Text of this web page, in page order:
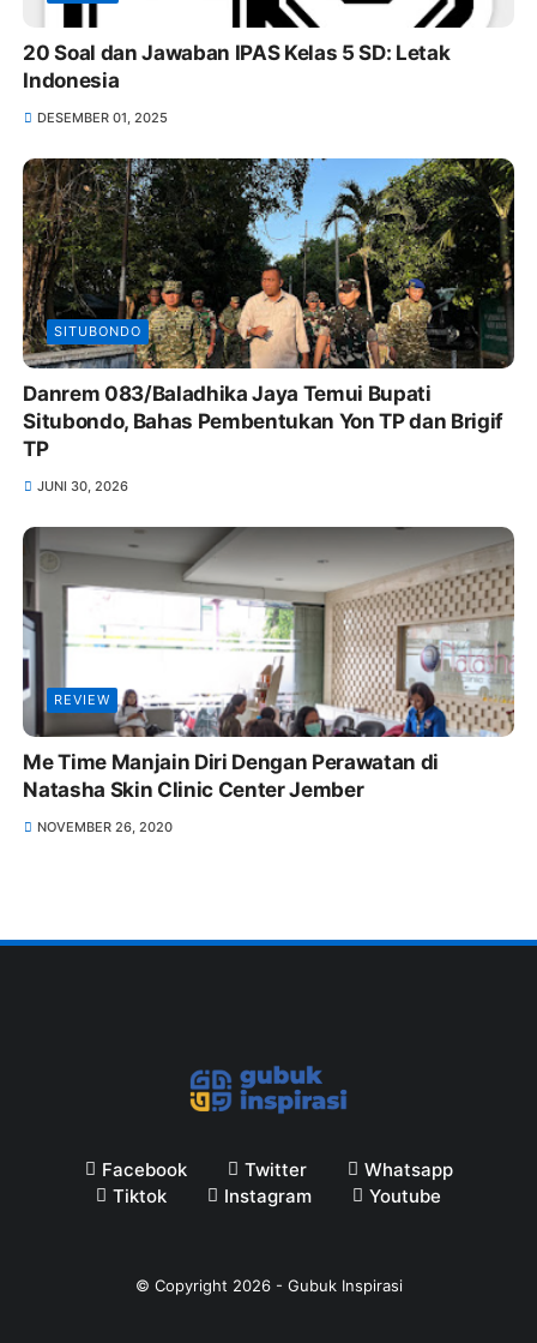
20 Soal dan Jawaban IPAS Kelas 5 SD: Letak
Indonesia
DESEMBER 01, 2025
SITUBONDO
Danrem 083/Baladhika Jaya Temui Bupati
Situbondo, Bahas Pembentukan Yon TP dan Brigif
TP
JUNI 30, 2026
REVIEW
Me Time Manjain Diri Dengan Perawatan di
Natasha Skin Clinic Center Jember
NOVEMBER 26, 2020
Facebook Twitter
Whatsapp
Tiktok
Instagram Youtube
© Copyright 2026- Gubuk Inspirasi